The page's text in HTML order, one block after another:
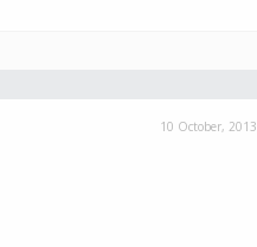
10 October, 2013